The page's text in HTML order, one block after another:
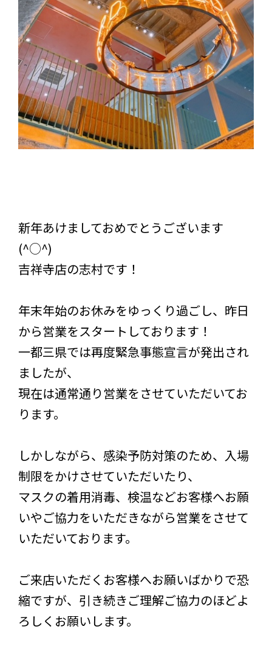
新年あけましておめでとうございます
(^○^)
吉祥寺店の志村です！
年末年始のお休みをゆっくり過ごし、昨日
から営業をスタートしております！
一都三県では再度緊急事態宣言が発出され
ましたが、
現在は通常通り営業をさせていただいてお
ります。
しかしながら、感染予防対策のため、入場
制限をかけさせていただいたり、
マスクの着用消毒、検温などお客様へお願
いやご協力をいただきながら営業をさせて
いただいております。
ご来店いただくお客様へお願いばかりで恐
縮ですが、引き続きご理解ご協力のほどよ
ろしくお願いします。